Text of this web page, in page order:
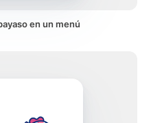
en un menú